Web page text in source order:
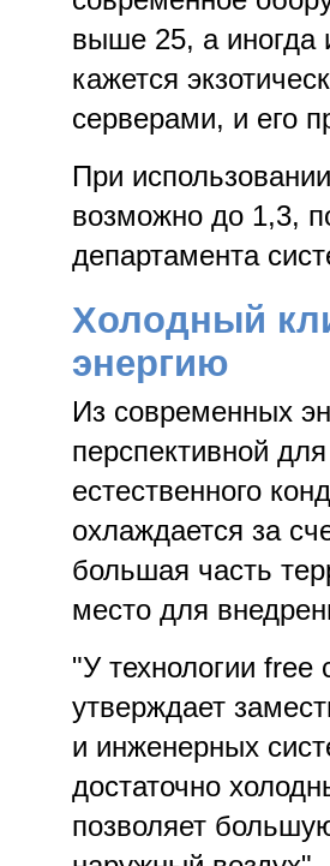
выше 25, а иногда
кажется
серверами, и его
При
возможно до 1,3,
департамента
Холодный
энергию
Из современных
перспективной
естественного
охлаждается за
большая часть
место для
"У технологии
утверждает
и инженерных
достаточно
позволяет